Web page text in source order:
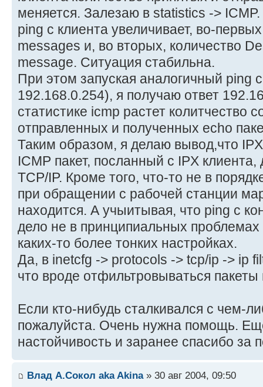
меняется. Залезаю в statistics ->
ping с клиента увеличивает, во-
messages и, во вторых, количество
message. Ситуация стабильна.
При этом запуская аналогичный ping
192.168.0.254), я получаю ответ
статистике icmp растет колитчество
отправленных и полученных echo
Таким образом, я делаю вывод,что
ICMP пакет, посланный с IPX
TCP/IP. Кроме того, что-то не в
при обращении с рабочей станции
находится. А учыитывая, что ping с
дело не в принципиальных проблемах
каких-то более тонких настройках.
Да, в inetcfg -> protocols -> tcp/ip -> ip
что вроде отфильтровываться
Если кто-нибудь сталкивался с чем-
пожалуйста. Очень нужна помощь.
настойчивость и заранее спасибо за
Влад А.Сокол aka Akina» 30 авг 2004, 09:50